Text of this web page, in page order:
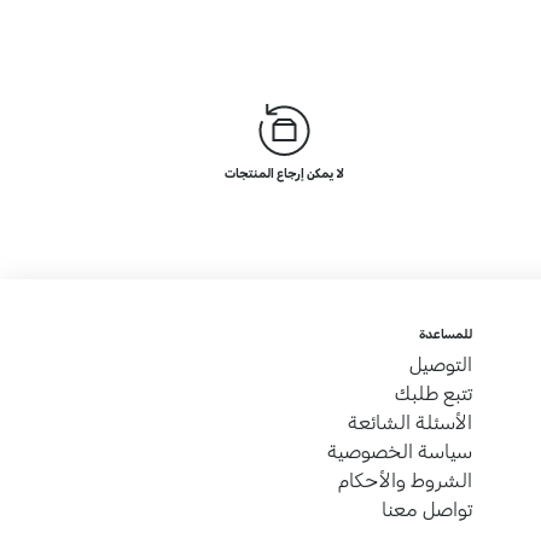
لا يمكن إرجاع المنتجات
للمساعدة
التوصيل
تتبع طلبك
الأسئلة الشائعة
سياسة الخصوصية
الشروط والأحكام
تواصل معنا